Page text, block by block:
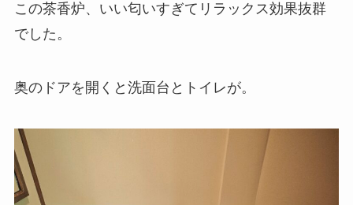
この茶香炉、いい匂いすぎてリラックス効果抜群
でした。
奥のドアを開くと洗面台とトイレが。